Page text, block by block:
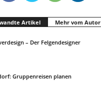
Artikel Mehr vom Autor
– Der Felgendesigner
Gruppenreisen planen